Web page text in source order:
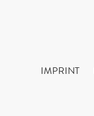
IMPRINT